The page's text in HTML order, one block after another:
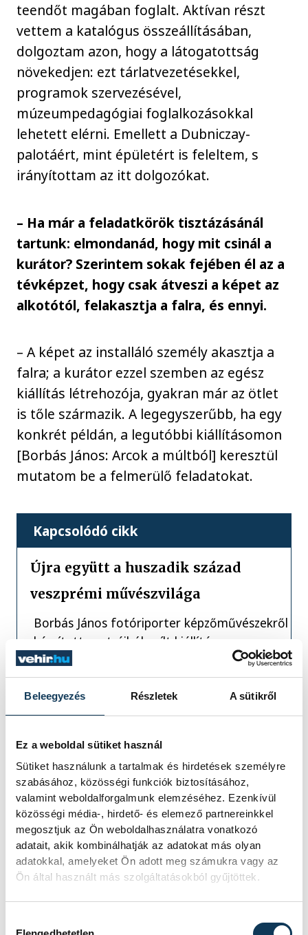
Beleegyezés Részletek A sütikről
Ez a weboldal sütiket használ
Sütiket használunk a tartalmak és hirdetések személyre
szabásához, közösségi funkciók biztosításához,
valamint weboldalforgalmunk elemzéséhez. Ezenkívül
közösségi média-, hirdető- és elemező partnereinkkel
megosztjuk az Ön weboldalhasználatra vonatkozó
adatait, akik kombinálhatják az adatokat más olyan
adatokkal, amelyeket Ön adott meg számukra vagy az
Ön által használt más szolgáltatásokból gyűjtöttek.
teendőt magában foglalt. Aktívan részt
vettem a katalógus összeállításában,
dolgoztam azon, hogy a látogatottság
növekedjen: ezt tárlatvezetésekkel,
programok szervezésével,
múzeumpedagógiai foglalkozásokkal
lehetett elérni. Emellett a Dubniczay-
palotáért, mint épületért is feleltem, s
irányítottam az itt dolgozókat.
– Ha már a feladatkörök tisztázásánál
tartunk: elmondanád, hogy mit csinál a
kurátor? Szerintem sokak fejében él az a
tévképzet, hogy csak átveszi a képet az
alkotótól, felakasztja a falra, és ennyi.
– A képet az installáló személy akasztja a
falra; a kurátor ezzel szemben az egész
kiállítás létrehozója, gyakran már az ötlet
is tőle származik. A legegyszerűbb, ha egy
konkrét példán, a legutóbbi kiállításomon
[Borbás János: Arcok a múltból] keresztül
mutatom be a felmerülő feladatokat.
Kapcsolódó cikk
Újra együtt a huszadik század
veszprémi művészvilága
Borbás János fotóriporter képzőművészekről
készített portréiból nyílt kiállítás a
Dubniczay-palota padlásterében csütörtökön.
Ebben az esetben Jánossal együtt
választottuk ki a fényképeket a kiállításra.
Kurátorként gondoskodtam arról, hogy a
nyomda milyen technikával, milyen
méretben nyomja ki ezeket a fotókat. A
művészekről készített fotók mellé általuk
alkotott műveket is kiállítottunk. Ezek
kiválasztásakor praktikus szempont volt,
hogy mely művészektől vannak a
Művészetek Háza, vagy a város
gyűjteményében alkotások. Amennyiben